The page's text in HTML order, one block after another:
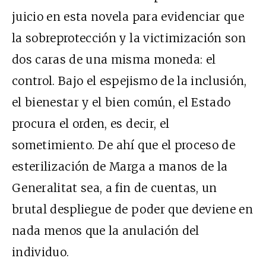
juicio en esta novela para evidenciar que
la sobreprotección y la victimización son
dos caras de una misma moneda: el
control. Bajo el espejismo de la inclusión,
el bienestar y el bien común, el Estado
procura el orden, es decir, el
sometimiento. De ahí que el proceso de
esterilización de Marga a manos de la
Generalitat sea, a fin de cuentas, un
brutal despliegue de poder que deviene en
nada menos que la anulación del
individuo.